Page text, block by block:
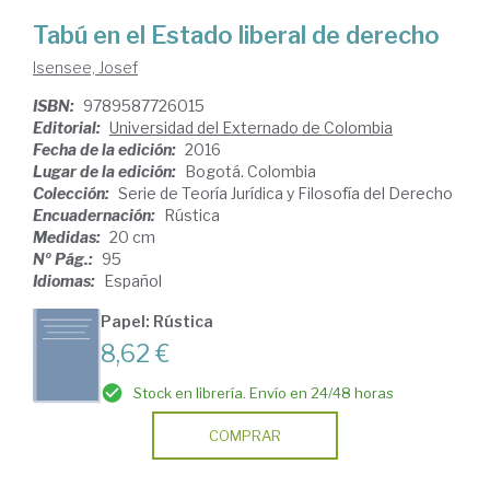
Tabú en el Estado liberal de derecho
Isensee, Josef
ISBN: 9789587726015
Editorial: Universidad del Externado de Colombia
Fecha de la edición: 2016
Lugar de la edición: Bogotá. Colombia
Colección: Serie de Teoría Jurídica y Filosofía del Derecho
Encuadernación: Rústica
Medidas: 20 cm
Nº Pág.: 95
Idiomas: Español
Papel: Rústica
8,62 €
Stock en librería. Envío en 24/48 horas
COMPRAR